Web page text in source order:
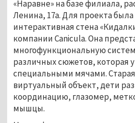
«Наравне» на базе филиала,
Ленина, 17а. Для проекта
интерактивная стена
компании Canicula. Она
многофункциональную
различных сюжетов, которая
специальными мячами.
виртуальный объект, дети
координацию, глазомер,
мышцы.